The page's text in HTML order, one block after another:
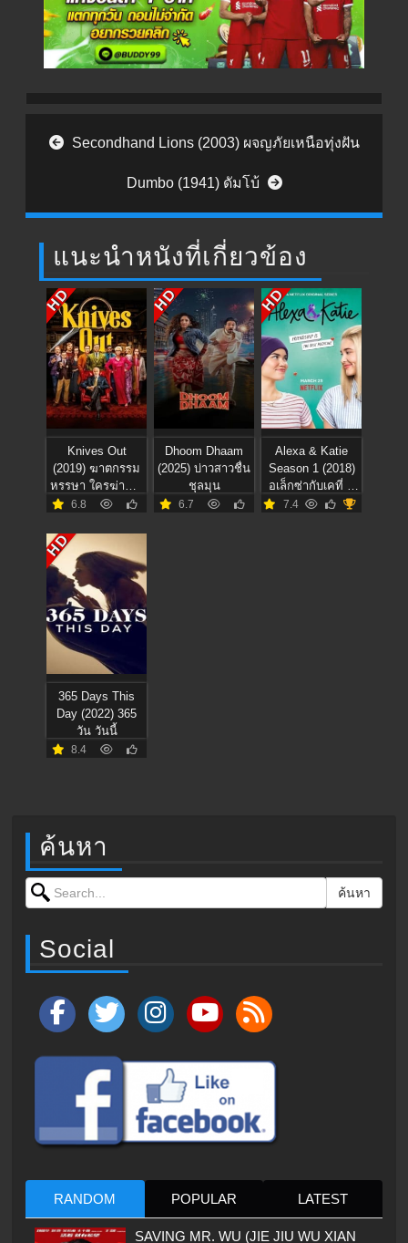
Post navigation
Secondhand Lions (2003) ผจญภัยเหนือทุ่งฝัน
Dumbo (1941) ดัมโบ้
แนะนำหนังที่เกี่ยวข้อง
HD
Knives Out
(2019) ฆาตกรรม
หรรษา ใครฆ่าคุณ
6.8
HD
Dhoom Dhaam
(2025) บ่าวสาวชื่น
ชุลมุน
6.7
HD
Alexa & Katie
Season 1 (2018)
อเล็กซ่ากับเคที่ ปี
1
7.4
HD
365 Days This
Day (2022) 365
วัน วันนี้
8.4
ค้นหา
Search for: ค้นหา
Social
RANDOM POPULAR LATEST
SAVING MR. WU (JIE JIU WU XIAN